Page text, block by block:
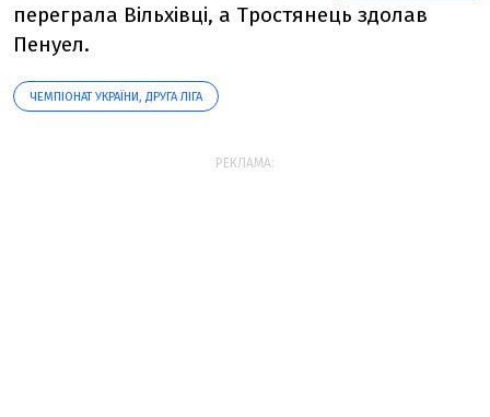
переграла Вільхівці, а Тростянець здолав
Пенуел.
ЧЕМПІОНАТ УКРАЇНИ, ДРУГА ЛІГА
РЕКЛАМА: